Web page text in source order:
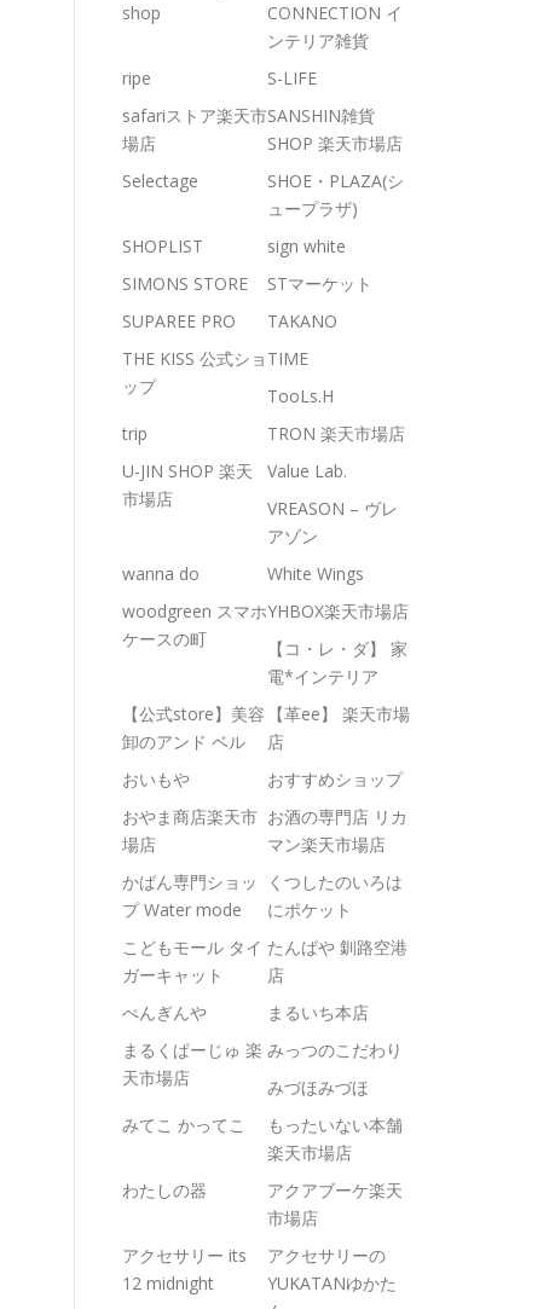
shop
CONNECTION イ
ンテリア雑貨
ripe
S-LIFE
safariストア楽天市
場店
SANSHIN雑貨
SHOP 楽天市場店
Selectage
SHOE・PLAZA(シ
ュープラザ)
SHOPLIST
sign white
SIMONS STORE
STマーケット
SUPAREE PRO
TAKANO
THE KISS 公式ショ
ップ
TIME
TooLs.H
trip
TRON 楽天市場店
U-JIN SHOP 楽天
市場店
Value Lab.
VREASON – ヴレ
アゾン
wanna do
White Wings
woodgreen スマホ
ケースの町
YHBOX楽天市場店
【コ・レ・ダ】 家
電*インテリア
【公式store】美容
卸のアンド ベル
【革ee】 楽天市場
店
おいもや
おすすめショップ
おやま商店楽天市
場店
お酒の専門店 リカ
マン楽天市場店
かばん専門ショッ
プ Water mode
くつしたのいろは
にポケット
こどもモール タイ
ガーキャット
たんばや 釧路空港
店
ぺんぎんや
まるいち本店
まるくぱーじゅ 楽
天市場店
みっつのこだわり
みづほみづほ
みてこ かってこ
もったいない本舗
楽天市場店
わたしの器
アクアブーケ楽天
市場店
アクセサリー its
12 midnight
アクセサリーの
YUKATANゆかた